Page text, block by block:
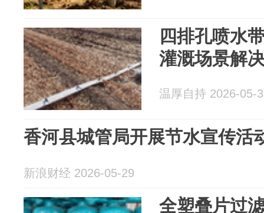
四排孔喷水
灌溉场景解
温厚自持 2026-05-
香河县城管局开展节水宣传活
新浪财经 2026-05-29
全塑叠片过